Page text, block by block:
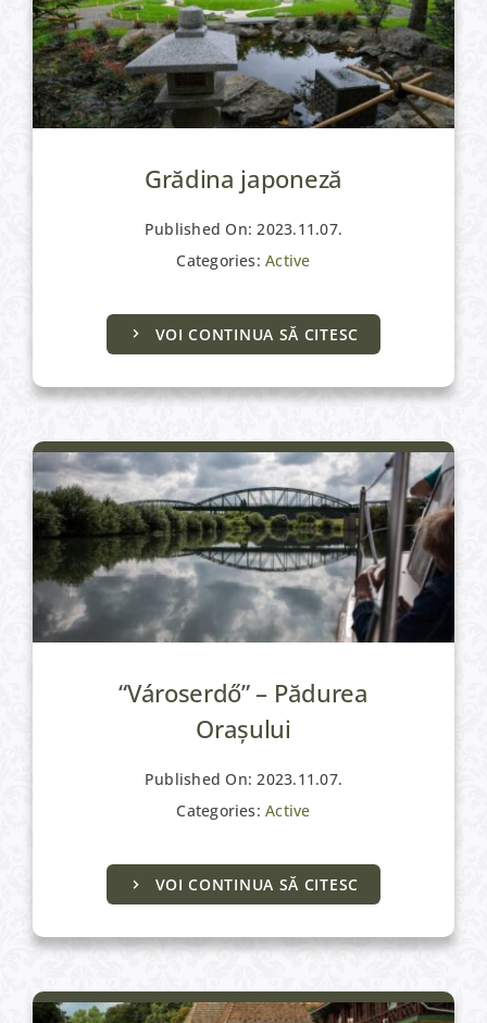
Grădina japoneză
Published On: 2023.11.07.
Categories:Active
VOI CONTINUA SĂ CITESC
“Városerdő” – Pădurea
Orașului
Published On: 2023.11.07.
Categories:Active
VOI CONTINUA SĂ CITESC